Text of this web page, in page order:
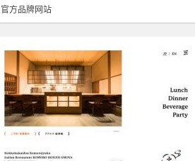
官方品牌网站